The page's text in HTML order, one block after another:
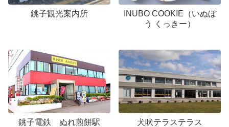
銚子観光案内所
INUBO COOKIE（いぬぼ
う くっきー）
銚子電鉄 ぬれ煎餅駅
犬吠テラステラス